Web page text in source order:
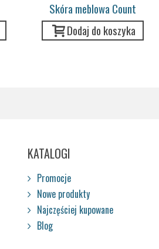
Skóra meblowa Count
Prestige...
Dodaj do koszyka
KATALOGI
Promocje
Nowe produkty
Najczęściej kupowane
Blog